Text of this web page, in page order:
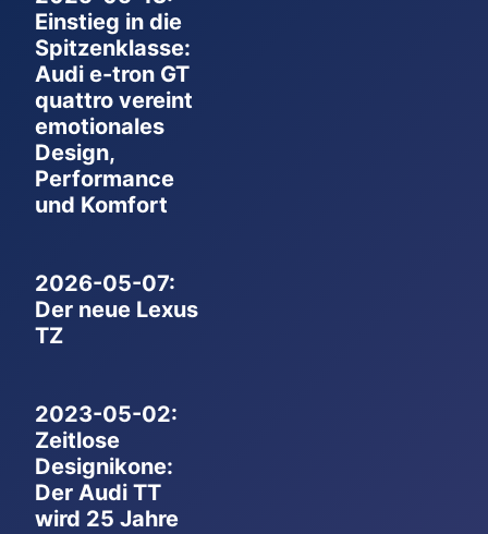
Einstieg in die
Spitzenklasse:
Audi e-tron GT
quattro vereint
emotionales
Design,
Performance
und Komfort
2026-05-07:
Der neue Lexus
TZ
2023-05-02:
Zeitlose
Designikone:
Der Audi TT
wird 25 Jahre